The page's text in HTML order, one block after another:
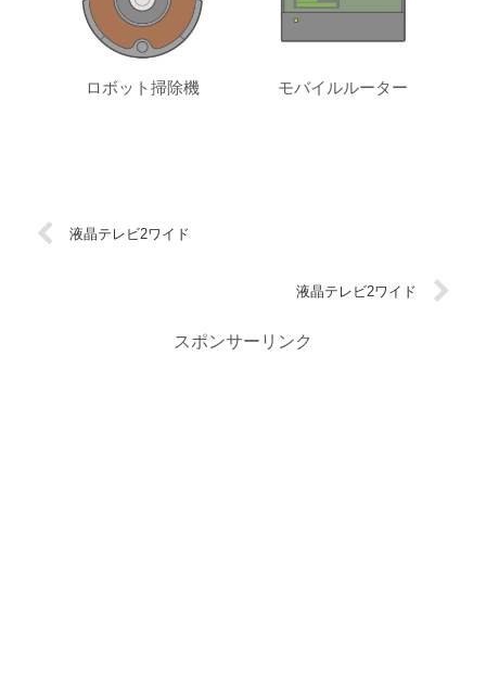
ロボット掃除機 モバイルルーター
液晶テレビ2ワイド
液晶テレビ2ワイド
スポンサーリンク